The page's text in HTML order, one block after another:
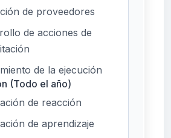
de proveedores
de acciones de
de la ejecución
(Todo el año)
de reacción
de aprendizaje